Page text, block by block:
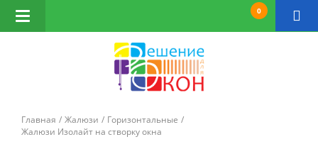
0
Открыть
навигацию
Главная Жалюзи
Горизонтальные
Жалюзи Изолайт на створку окна